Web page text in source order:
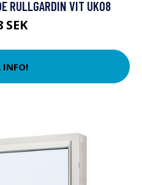
RULLGARDIN VIT UK08
SEK
INFO!